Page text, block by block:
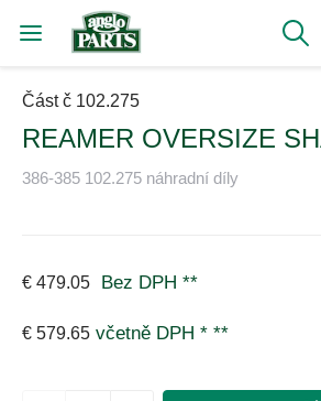
Část č 102.275
REAMER OVERSIZE
386-385 102.275 náhradní díly
€ 479.05 Bez DPH **
€ 579.65 včetně DPH * **